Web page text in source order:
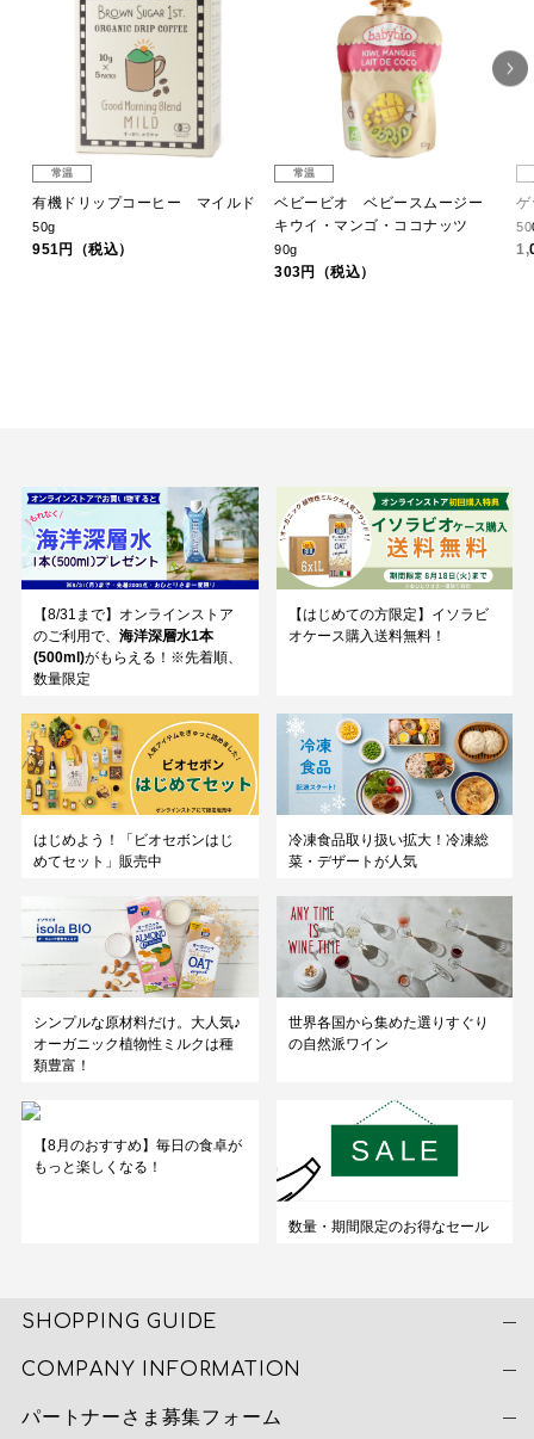
常温
有機ドリップコーヒー マイルド
50g
951円（税込）
常温
ベビービオ ベビースムージー
キウイ・マンゴ・ココナッツ
90g
303円（税込）
【8/31まで】オンラインストア
のご利用で、 海洋深層水1本
(500ml)がもらえる！※先着順、
数量限定
【はじめての方限定】イソラビ
オケース購入送料無料！
はじめよう！「ビオセボンはじ
めてセット」販売中
冷凍食品取り扱い拡大！冷凍総
菜・デザートが人気
シンプルな原材料だけ。大人気♪
オーガニック植物性ミルクは種
類豊富！
世界各国から集めた選りすぐり
の自然派ワイン
【8月のおすすめ】毎日の食卓が
もっと楽しくなる！
数量・期間限定のお得なセール
SHOPPING GUIDE
COMPANY INFORMATION
パートナーさま募集フォーム